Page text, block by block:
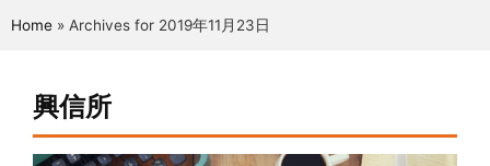
Home » Archives for 2019年11月23日
興信所